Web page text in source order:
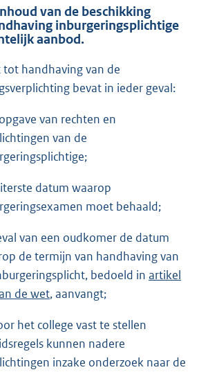
van de beschikking
inburgeringsplichtige
aanbod.
tot handhaving van de
bevat in ieder geval:
van rechten en
van de
datum waarop
moet behaald;
van een oudkomer de datum
de termijn van handhaving van
bedoeld in artikel
de wet, aanvangt;
het college vast te stellen
kunnen nadere
inzake onderzoek naar de